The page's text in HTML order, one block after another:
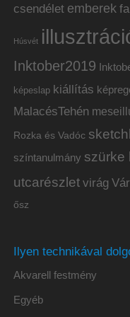
csendélet emberek fa
Húsvét
Inktober2019
képeslap kiállítás
MalacésTehén
Rozka és Vadóc
színtanulmány szürke
utcarészlet virág
ősz
Ilyen technikával
Akvarell festmény
Egyéb